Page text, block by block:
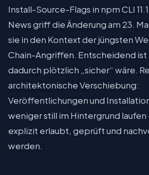
Install-Source-Flags in npm CLI
News griff die Änderung am 23.
sie in den Kontext der jüngsten
Chain-Angriffen. Entscheidend ist
dadurch plötzlich „sicher“ wäre.
architektonische Verschiebung:
Veröffentlichungen und
weniger still im Hintergrund
explizit erlaubt, geprüft und
werden.